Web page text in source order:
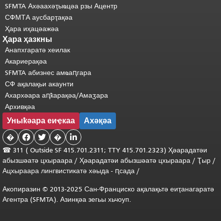
SFMTA Ахәаахәҭыҩцәа рзы Ацентр
СФМТА аусбарҭақәа
Ҳара иҳацәажәа
Ҳара ҳазкны
Анапхгаратә хеилак
Акариерақәа
SFMTA абизнес амҩаԥгара
СФ ақалақьи акаунти
Ахархәара аԥҟарақәа/Амаӡара
Архивқәа
Уныҟәара еиҿкаа Ахәқәа
�   � 
☎ 311 ( Outside SF 415.701.2311; TTY 415.701.2323) Ҳәарадатәи
абызшәатә цхыраара / Ҳәарадатәи абызшәатә цхыраара / Ҭыр /
Ацхыраара лингвистикатә хәыда - ԥсада /
Акопиразин © 2013-2025 Сан-Франциско ақалақьтә еиҭанагаратә
Агентра (SFMTA). Азинқәа зегьы хьчоуп.